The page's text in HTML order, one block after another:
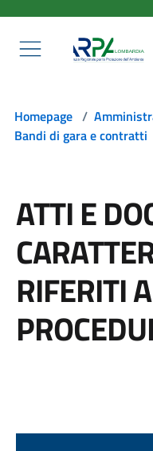
Homepage /
Bandi di gara e contratti
ATTI E
RIFERITI